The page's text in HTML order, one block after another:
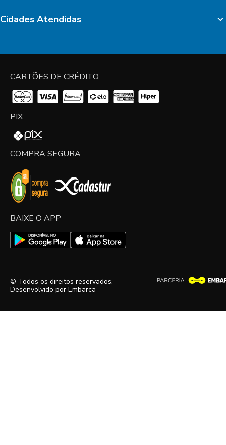
Cidades Atendidas
CARTÕES DE CRÉDITO
PIX
COMPRA SEGURA
BAIXE O APP
© Todos os direitos reservados.
Desenvolvido por Embarca